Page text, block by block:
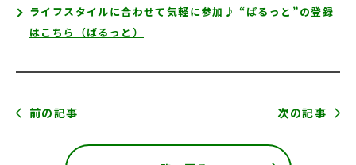
ライフスタイルに合わせて気軽に参加♪ “ぱるっと”の登録
はこちら（ぱるっと）
前の記事 次の記事